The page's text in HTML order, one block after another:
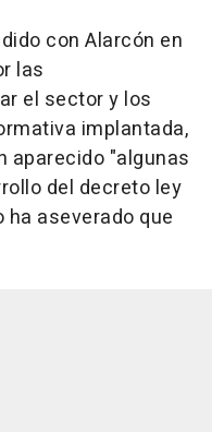
con Alarcón en
las
el sector y los
implantada,
aparecido "algunas
del decreto ley
ha aseverado que